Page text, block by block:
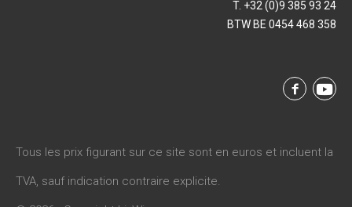
T. +32 (0)9 385 93 24
BTW BE 0454 468 358
Tous les prix figurant sur ce site sont en euros et incluent la
TVA, sauf indication contraire explicite.